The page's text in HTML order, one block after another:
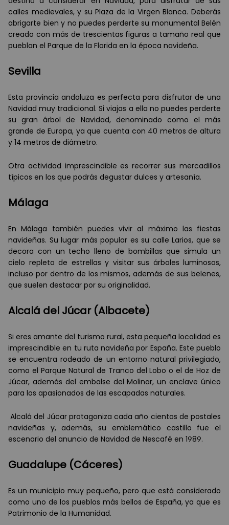
calles medievales, y su Plaza de la Virgen Blanca. Deberás
abrigarte bien y no puedes perderte su monumental Belén
creado con más de trescientas figuras a tamaño real que
pueblan el Parque de la Florida en la época navideña.
Sevilla
Esta provincia andaluza es perfecta para disfrutar de una
Navidad muy tradicional. Si viajas a ella no puedes perderte
su gran árbol de Navidad, denominado como el más
grande de Europa, ya que cuenta con 40 metros de altura
y 14 metros de diámetro.
Otra actividad imprescindible es recorrer sus mercadillos
típicos en los que podrás degustar dulces y artesanía.
Málaga
En Málaga también puedes vivir al máximo las fiestas
navideñas. Su lugar más popular es su calle Larios, que se
decora con un techo lleno de bombillas que simula un
cielo repleto de estrellas y visitar sus árboles luminosos,
incluso por dentro de los mismos, además de sus belenes,
que suelen destacar por su originalidad.
Alcalá del Júcar (Albacete)
Si eres amante del turismo rural, esta pequeña localidad es
imprescindible en tu ruta navideña por España. Este pueblo
se encuentra rodeado de un entorno natural privilegiado,
como el Parque Natural de Tranco del Lobo o el de Hoz de
Júcar, además del embalse del Molinar, un enclave único
para los apasionados de las escapadas naturales.
Alcalá del Júcar protagoniza cada año cientos de postales
navideñas y, además, su emblemático castillo fue el
escenario del anuncio de Navidad de Nescafé en 1989.
Guadalupe (Cáceres)
Es un municipio muy pequeño, pero que está considerado
como uno de los pueblos más bellos de España, ya que es
Patrimonio de la Humanidad.